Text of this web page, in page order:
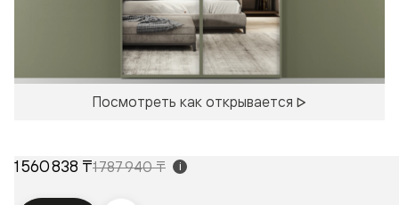
Посмотреть как открывается
1 560 838 ₸1 787 940 ₸ i